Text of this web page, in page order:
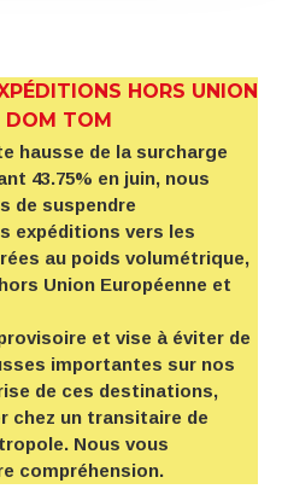
HORS UNION
DOM TOM
hausse de la surcharge
43.75% en juin, nous
de suspendre
expéditions vers les
au poids volumétrique,
Union Européenne et
et vise à éviter de
importantes sur nos
de ces destinations,
chez un transitaire de
Nous vous
compréhension.